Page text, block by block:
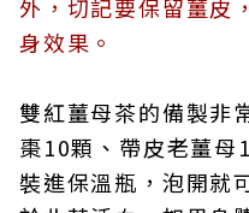
外，切記要保留薑皮
身效果。
雙紅薑母茶的備製非
棗10顆、帶皮老薑
裝進保溫瓶，泡開就